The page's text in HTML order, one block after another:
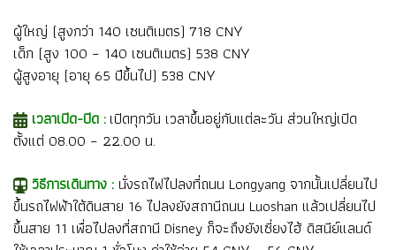
ผู้ใหญ่ (สูงกว่า 140 เซนติเมตร) 718 CNY
เด็ก (สูง 100 – 140 เซนติเมตร) 538 CNY
ผู้สูงอายุ (อายุ 65 ปีขึ้นไป) 538 CNY
เวลาเปิด-ปิด :เปิดทุกวัน เวลาขึ้นอยู่กับแต่ละวัน ส่วนใหญ่เปิด
ตั้งแต่ 08.00 – 22.00 น.
วิธีการเดินทาง :นั่งรถไฟไปลงที่ถนน Longyang จากนั้นเปลี่ยนไป
ขึ้นรถไฟฟ้าใต้ดินสาย 16 ไปลงยังสถานีถนน Luoshan แล้วเปลี่ยนไป
ขึ้นสาย 11 เพื่อไปลงที่สถานี Disney ก็จะถึงยังเซี่ยงไฮ้ ดิสนีย์แลนด์